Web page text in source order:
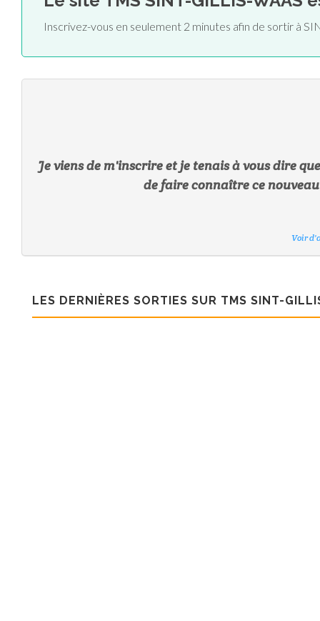
Inscrivez-vous en seulement 2 minutes afin de sortir à
Je viens de m'inscrire et je tenais à vous dire
de faire connaître ce
Voir
Voir
Voir
Voir
Voir
LES DERNIÈRES SORTIES SUR TMS SINT-